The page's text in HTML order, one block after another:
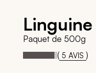
Paquet de 500g
Notation:92
% of100
( 5 AVIS )